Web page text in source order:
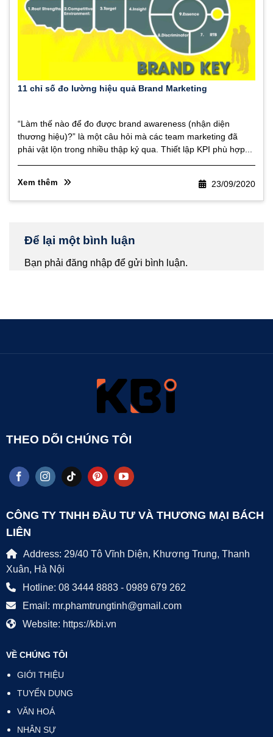
11 chỉ số đo lường hiệu quả Brand Marketing
23/09/2020
“Làm thế nào để đo được brand awareness (nhận diện
thương hiệu)?” là một câu hỏi mà các team marketing đã
phải vật lộn trong nhiều thập kỷ qua. Thiết lập KPI phù hợp...
Xem thêm
Để lại một bình luận
Bạn phải đăng nhập để gửi bình luận.
THEO DÕI CHÚNG TÔI
CÔNG TY TNHH ĐẦU TƯ VÀ THƯƠNG MẠI BÁCH
LIÊN
Address: 29/40 Tô Vĩnh Diện, Khương Trung, Thanh
Xuân, Hà Nội
Hotline: 08 3444 8883 - 0989 679 262
Email: mr.phamtrungtinh@gmail.com
Website: https://kbi.vn
VỀ CHÚNG TÔI
GIỚI THIỆU
TUYỂN DỤNG
VĂN HOÁ
NHÂN SỰ